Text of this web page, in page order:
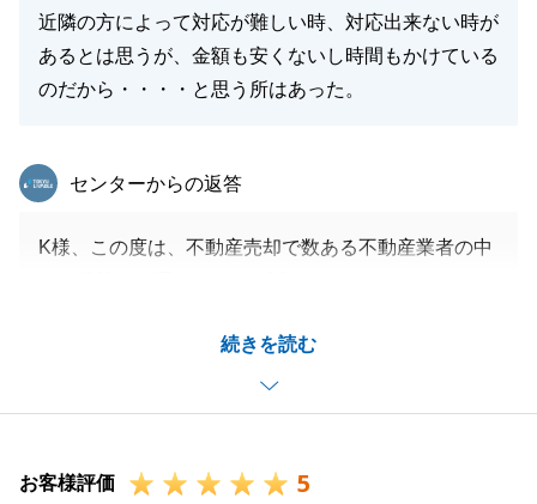
近隣の方によって対応が難しい時、対応出来ない時が
あるとは思うが、金額も安くないし時間もかけている
のだから・・・・と思う所はあった。
続きを読む
東急リバブル
センターからの返答
K様、この度は、不動産売却で数ある不動産業者の中
売買契約からお引渡しまでの間、測量作業でご不安に
なることもあったかと思いますが、
最後までお任せいただけたことを大変嬉しく思いま
K様よりいただいたご意見を今後の販売活動に活かし
お客様評価 5